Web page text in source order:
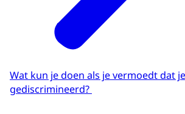
Wat kun je doen als je vermoedt dat
gediscrimineerd?